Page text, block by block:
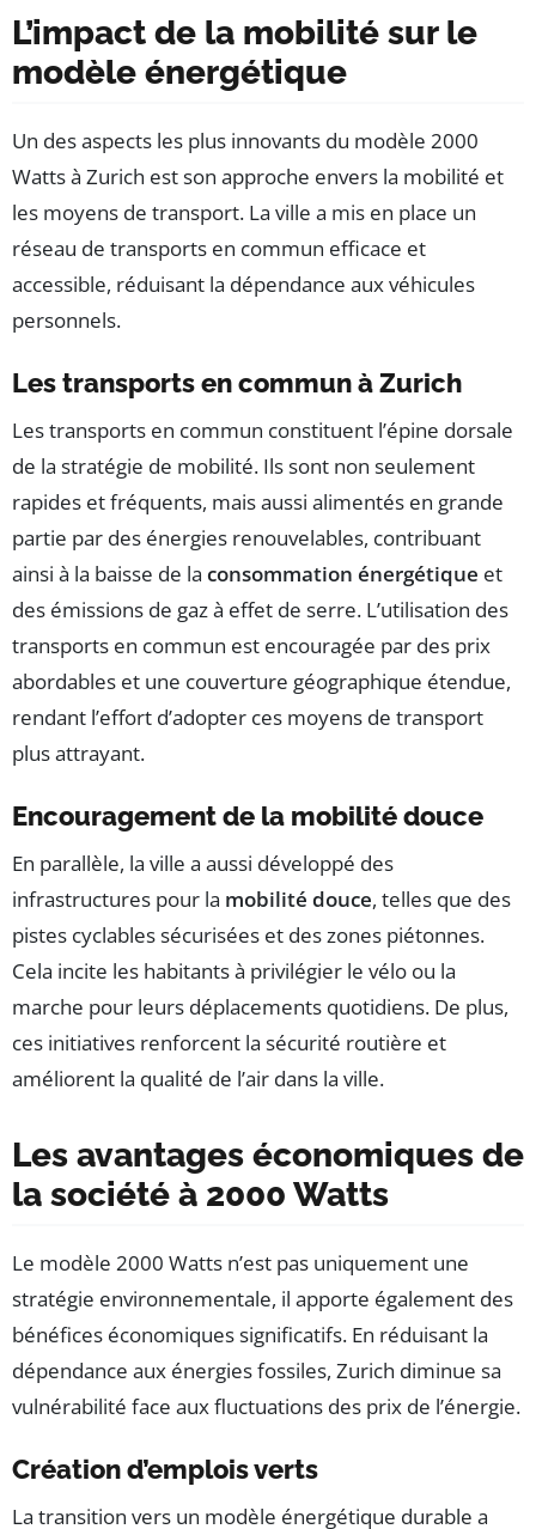
L’impact de la mobilité sur le
modèle énergétique
Un des aspects les plus innovants du modèle 2000
Watts à Zurich est son approche envers la mobilité et
les moyens de transport. La ville a mis en place un
réseau de transports en commun efficace et
accessible, réduisant la dépendance aux véhicules
personnels.
Les transports en commun à Zurich
Les transports en commun constituent l’épine dorsale
de la stratégie de mobilité. Ils sont non seulement
rapides et fréquents, mais aussi alimentés en grande
partie par des énergies renouvelables, contribuant
ainsi à la baisse de la consommation énergétique et
des émissions de gaz à effet de serre. L’utilisation des
transports en commun est encouragée par des prix
abordables et une couverture géographique étendue,
rendant l’effort d’adopter ces moyens de transport
plus attrayant.
Encouragement de la mobilité douce
En parallèle, la ville a aussi développé des
infrastructures pour la mobilité douce, telles que des
pistes cyclables sécurisées et des zones piétonnes.
Cela incite les habitants à privilégier le vélo ou la
marche pour leurs déplacements quotidiens. De plus,
ces initiatives renforcent la sécurité routière et
améliorent la qualité de l’air dans la ville.
Les avantages économiques de
la société à 2000 Watts
Le modèle 2000 Watts n’est pas uniquement une
stratégie environnementale, il apporte également des
bénéfices économiques significatifs. En réduisant la
dépendance aux énergies fossiles, Zurich diminue sa
vulnérabilité face aux fluctuations des prix de l’énergie.
Création d’emplois verts
La transition vers un modèle énergétique durable a